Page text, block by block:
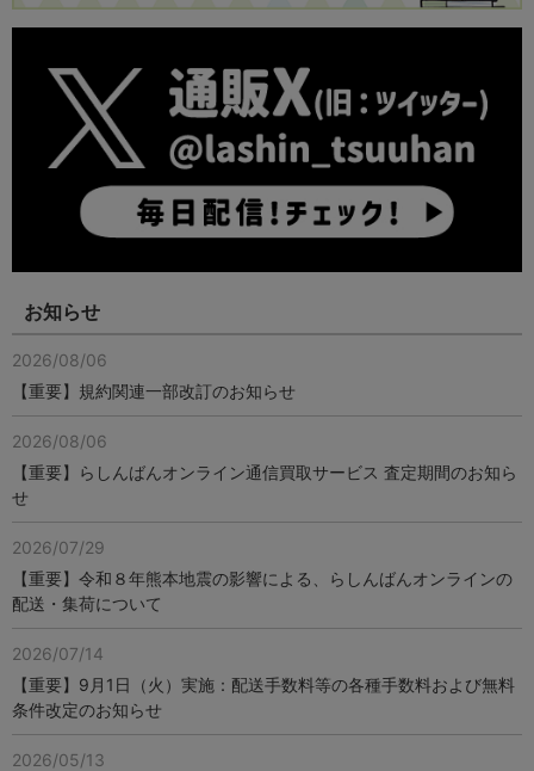
お知らせ
2026/08/06
【重要】規約関連一部改訂のお知らせ
2026/08/06
【重要】らしんばんオンライン通信買取サービス 査定期間のお知ら
せ
2026/07/29
【重要】令和８年熊本地震の影響による、らしんばんオンラインの
配送・集荷について
2026/07/14
【重要】9月1日（火）実施：配送手数料等の各種手数料および無料
条件改定のお知らせ
2026/05/13